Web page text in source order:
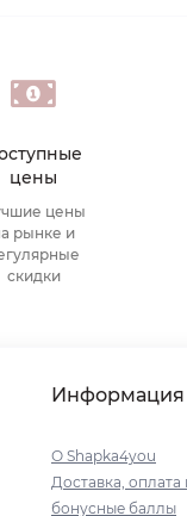
цены
цены
рынке и
скидки
Информация
О Shapka4you
Доставка, оплата
бонусные баллы